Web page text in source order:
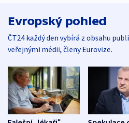
Evropský pohled
ČT24 každý den vybírá z obsahu
veřejnými médii, členy Eurovize.